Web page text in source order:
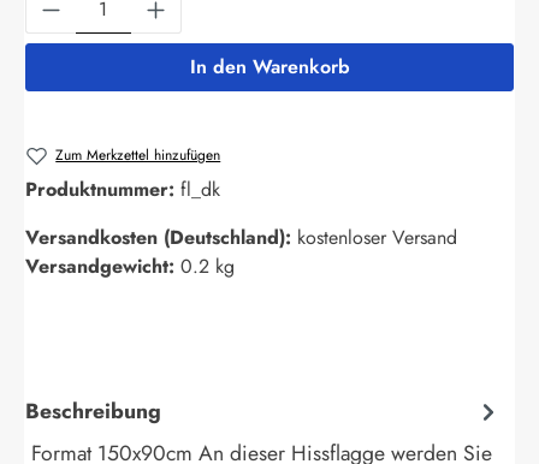
In den Warenkorb
Zum Merkzettel hinzufügen
Produktnummer: fl_dk
Versandkosten (Deutschland): kostenloser Versand
Versandgewicht: 0.2 kg
Beschreibung
Format 150x90cm An dieser Hissflagge werden Sie